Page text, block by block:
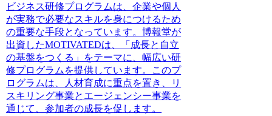
ビジネス研修プログラムは、企業や個人
が実務で必要なスキルを身につけるため
の重要な手段となっています。博報堂が
出資したMOTIVATEDは、「成長と自立
の基盤をつくる」をテーマに、幅広い研
修プログラムを提供しています。このプ
ログラムは、人材育成に重点を置き、リ
スキリング事業とエージェンシー事業を
通じて、参加者の成長を促します。